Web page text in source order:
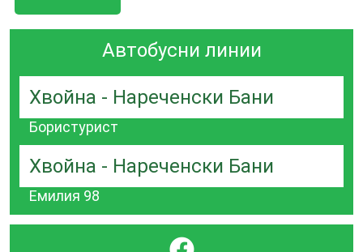
Автобусни линии
Хвойна - Нареченски Бани
Бористурист
Хвойна - Нареченски Бани
Емилия 98
}